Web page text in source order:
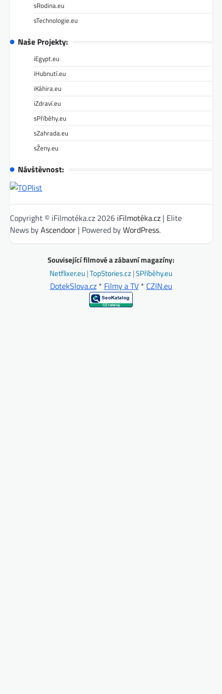
sRodina.eu
sTechnologie.eu
Naše Projekty:
iEgypt.eu
iHubnutí.eu
iKáhira.eu
iZdraví.eu
sPříběhy.eu
sZahrada.eu
sŽeny.eu
Návštěvnost:
Copyright © iFilmotéka.cz 2026 iFilmotéka.cz | Elite
News byAscendoor | Powered byWordPress.
Související filmové a zábavní magazíny:
Netflixer.eu |TopStories.cz|SPříběhy.eu
DotekSlova.cz* Filmy a TV* CZIN.eu